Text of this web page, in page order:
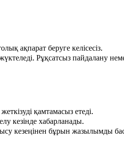
ақпарат беруге келісесіз.
Рұқсатсыз пайдалану
қамтамасыз етеді.
кезінде хабарланады.
кезеңінен бұрын жазылымды